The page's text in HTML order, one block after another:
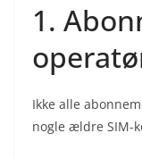
1.
Ikke alle
nogle ældre SIM-